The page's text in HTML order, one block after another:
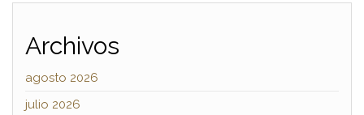
Archivos
agosto 2026
julio 2026